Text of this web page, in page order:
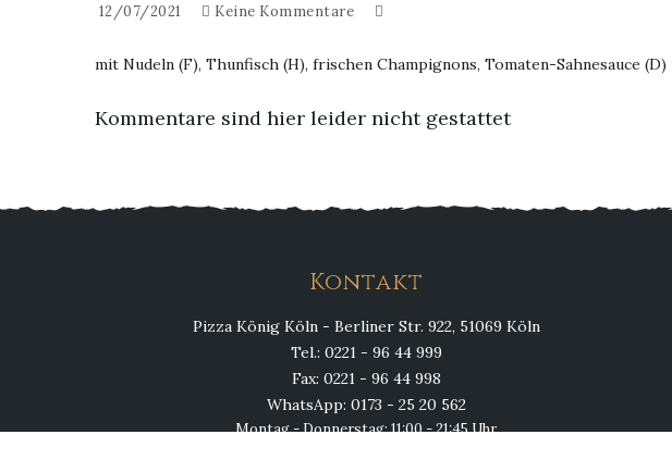
12/07/2021 Keine Kommentare
mit Nudeln (F), Thunfisch (H), frischen Champignons, Tomaten-Sahnesauce
Kommentare sind hier leider nicht gestattet
Kontakt
Pizza König Köln - Berliner Str. 922, 51069 Köln
Tel.: 0221 - 96 44 999
Fax: 0221 - 96 44 998
WhatsApp: 0173 - 25 20 562
Montag - Donnerstag: 11:00 - 21:45 Uhr